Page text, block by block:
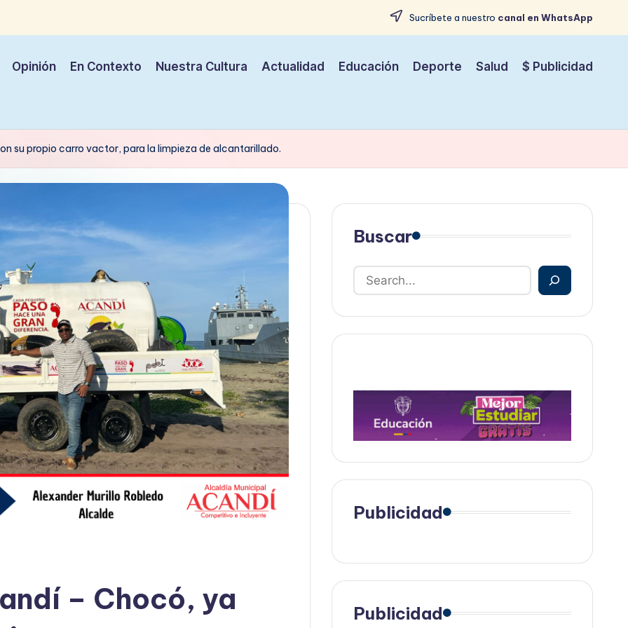
Sucríbete a nuestro canal en WhatsApp
Opinión En Contexto Nuestra Cultura Actualidad Educación Deporte Salud $ Publicidad
su propio carro vactor, para la limpieza de alcantarillado.
– Chocó, ya
Buscar
Publicidad
Publicidad